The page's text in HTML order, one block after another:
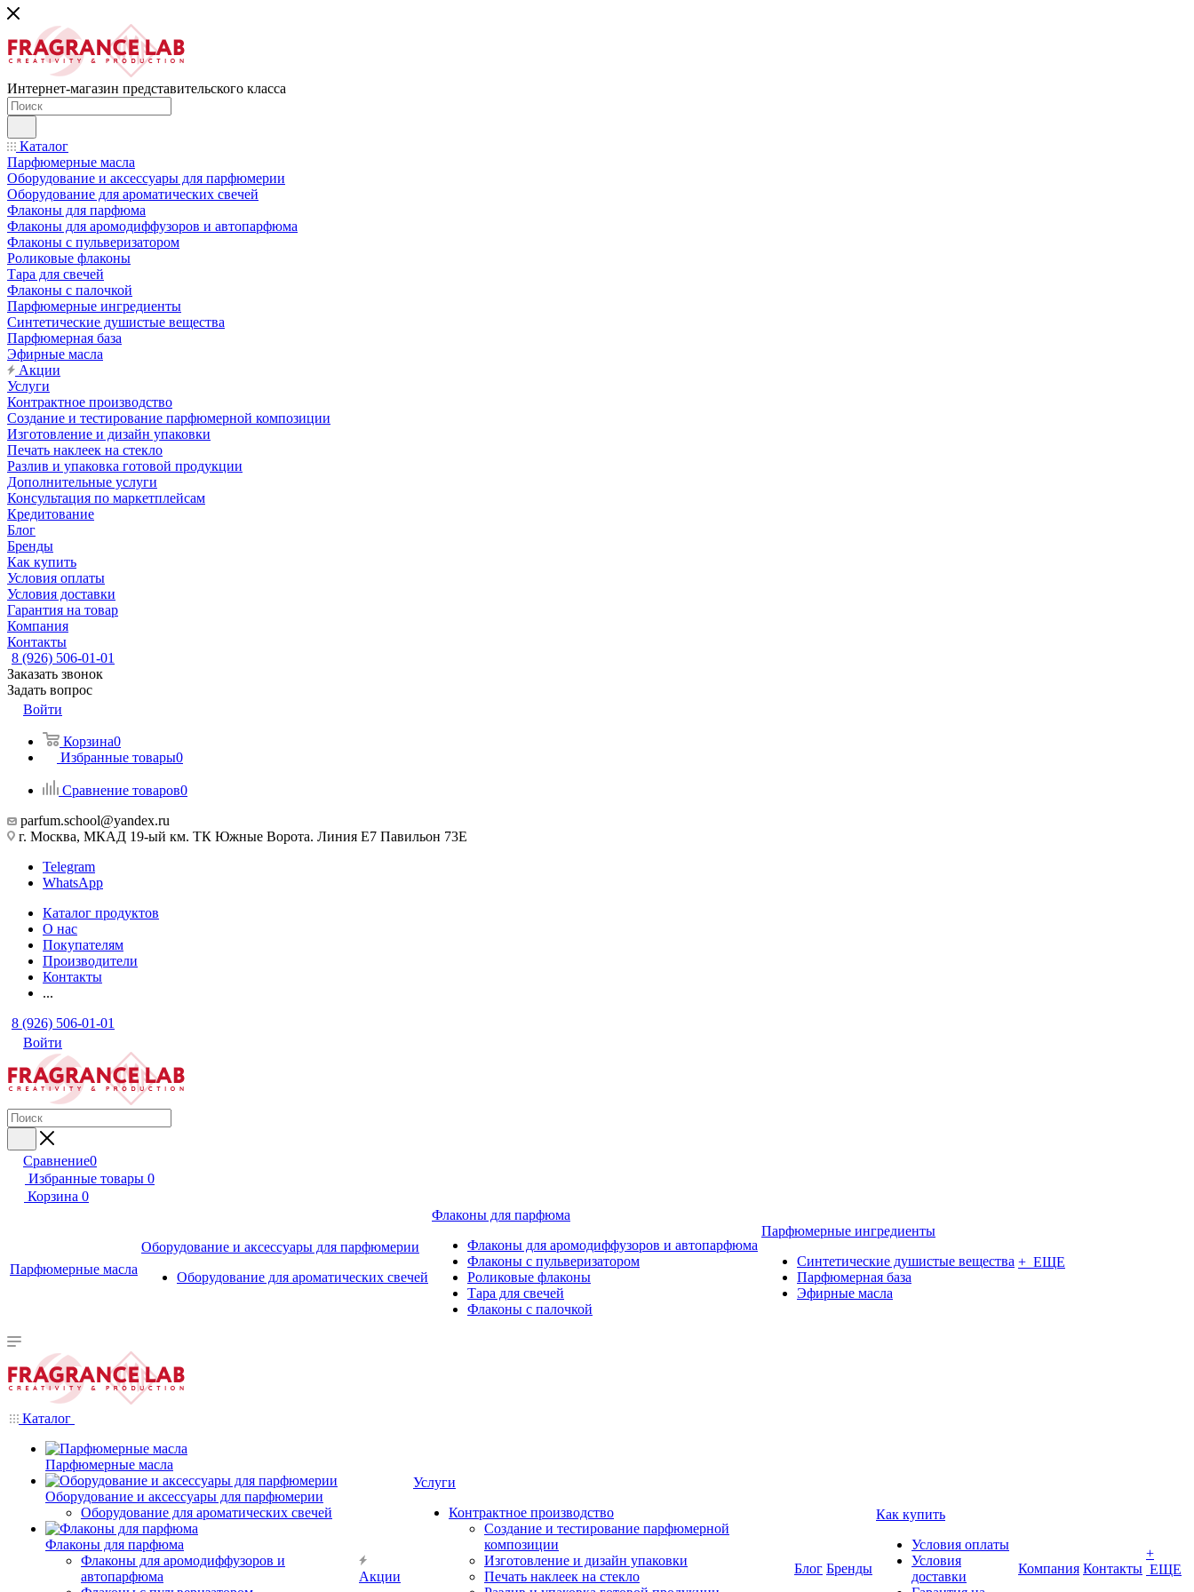
Интернет-магазин представительского класса
Каталог
Парфюмерные масла
Оборудование и аксессуары для парфюмерии
Оборудование для ароматических свечей
Флаконы для парфюма
Флаконы для аромодиффузоров и автопарфюма
Флаконы с пульверизатором
Роликовые флаконы
Тара для свечей
Флаконы с палочкой
Парфюмерные ингредиенты
Синтетические душистые вещества
Парфюмерная база
Эфирные масла
Акции
Услуги
Контрактное производство
Создание и тестирование парфюмерной композиции
Изготовление и дизайн упаковки
Печать наклеек на стекло
Разлив и упаковка готовой продукции
Дополнительные услуги
Консультация по маркетплейсам
Кредитование
Блог
Бренды
Как купить
Условия оплаты
Условия доставки
Гарантия на товар
Компания
Контакты
8 (926) 506-01-01
Заказать звонок
Задать вопрос
Войти
Корзина0
Избранные товары0
Сравнение товаров0
parfum.school@yandex.ru
г. Москва, МКАД 19-ый км. ТК Южные Ворота. Линия Е7 Павильон 73Е
Telegram
WhatsApp
Каталог продуктов
О нас
Покупателям
Производители
Контакты
...
8 (926) 506-01-01
Войти
Сравнение0
Избранные товары 0
Корзина 0
Парфюмерные масла
Оборудование и аксессуары для парфюмерии
Оборудование для ароматических свечей
Флаконы для парфюма
Флаконы для аромодиффузоров и автопарфюма
Флаконы с пульверизатором
Роликовые флаконы
Тара для свечей
Флаконы с палочкой
Парфюмерные ингредиенты
Синтетические душистые вещества
Парфюмерная база
Эфирные масла
+ ЕЩЕ
Каталог
Парфюмерные масла
Оборудование и аксессуары для парфюмерии
Оборудование для ароматических свечей
Флаконы для парфюма
Флаконы для аромодиффузоров и
автопарфюма
Акции
Услуги
Контрактное производство
Создание и тестирование парфюмерной
композиции
Изготовление и дизайн упаковки
Печать наклеек на стекло
Блог Бренды
Как купить
Условия оплаты
Условия
доставки
Компания Контакты
+
ЕЩЕ